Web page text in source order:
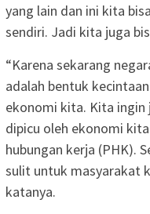
yang lain dan ini kita
sendiri. Jadi kita juga
“Karena sekarang
adalah bentuk
ekonomi kita. Kita ingin
dipicu oleh ekonomi
hubungan kerja (PHK).
sulit untuk masyarakat
katanya.